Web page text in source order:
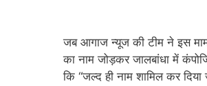
जब आगाज न्यूज की टीम ने इस
का नाम जोड़कर जालबांधा में
कि “जल्द ही नाम शामिल कर